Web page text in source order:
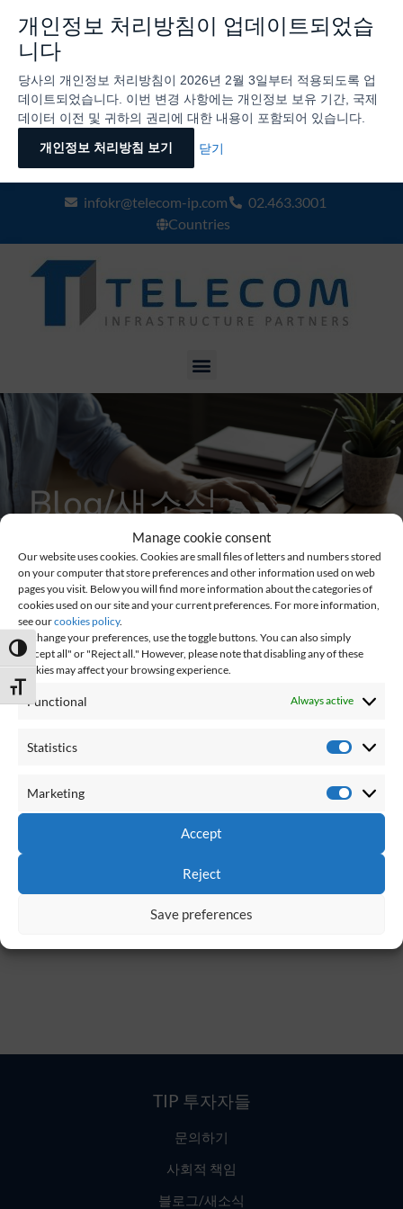
Manage cookie consent
Our website uses cookies. Cookies are small files of letters and numbers stored
on your computer that store preferences and other information used on web
pages you visit. Below you will find more information about the categories of
cookies used on our site and your current preferences. For more information,
see ourcookies policy.
To change your preferences, use the toggle buttons. You can also simply
"Accept all" or "Reject all." However, please note that disabling any of these
cookies may affect your browsing experience.
Functional Always active
Statistics
Marketing
Accept
Reject
Save preferences
Toggle High Contrast
Toggle Font size
infokr@telecom-ip.com
02.463.3001
Countries
Blog/새소식
블로그 / 새소식
산업은 끊임없이
변화하고 있습니
다.
TIP 투자자들
문의하기
사회적 책임
블로그/새소식
개인정보 처리방침이 업데이트되었습
니다
당사의 개인정보 처리방침이 2026년 2월 3일부터 적용되도록 업
데이트되었습니다. 이번 변경 사항에는 개인정보 보유 기간, 국제
데이터 이전 및 귀하의 권리에 대한 내용이 포함되어 있습니다.
개인정보 처리방침 보기 닫기